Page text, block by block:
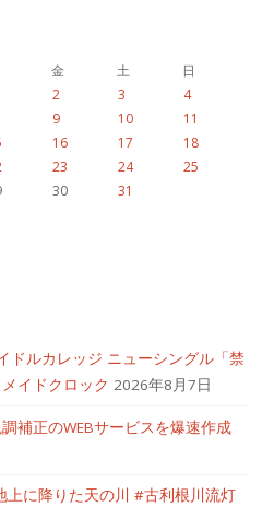
金 土
日
2 3
4
9 10
11
16 17
18
23 24
25
30 31
ルカレッジ ニューシングル「禁
イドクロック 2026年8月7日
補正のWEBサービスを爆速作成
上に降りた天の川 #古利根川流灯